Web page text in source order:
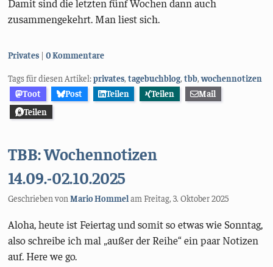
Damit sind die letzten fünf Wochen dann auch
zusammengekehrt. Man liest sich.
Kategorien:
Privates 0 Kommentare
Tags für diesen Artikel:privates,tagebuchblog,tbb,wochennotizen
Toot
Post Teilen Teilen
Mail
Teilen
TBB: Wochennotizen
14.09.-02.10.2025
Geschrieben vonMario HommelamFreitag, 3. Oktober 2025
Aloha, heute ist Feiertag und somit so etwas wie Sonntag,
also schreibe ich mal „außer der Reihe“ ein paar Notizen
auf. Here we go.